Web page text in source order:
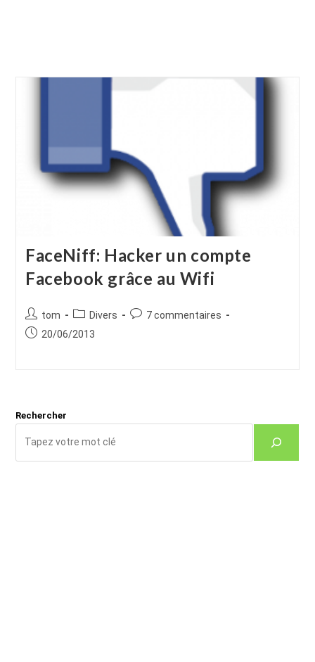
FaceNiff: Hacker un compte
Facebook grâce au Wifi
Auteur/autrice
de
tom
Post
category:
Divers
Commentaires
7 commentaires
Publication
20/06/2013
Rechercher